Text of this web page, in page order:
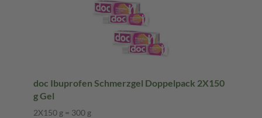
doc Ibuprofen Schmerzgel Doppelpack 2X150
g Gel
2X150 g = 300 g